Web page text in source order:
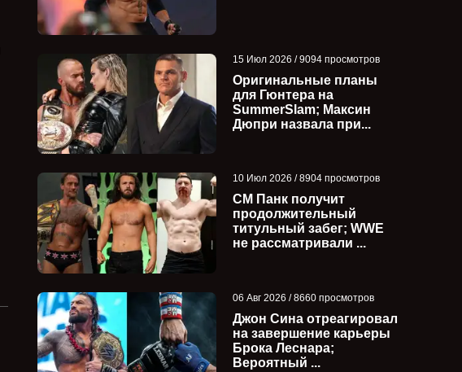
15 Июл 2026 / 9094 просмотров
Оригинальные планы
для Гюнтера на
SummerSlam; Максин
Дюпри назвала при...
10 Июл 2026 / 8904 просмотров
СМ Панк получит
продолжительный
титульный забег; WWE
не рассматривали ...
06 Авг 2026 / 8660 просмотров
Джон Сина отреагировал
на завершение карьеры
Брока Леснара;
Вероятный ...